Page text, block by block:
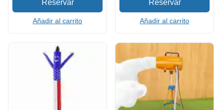
Añadir al carrito Añadir al carrito